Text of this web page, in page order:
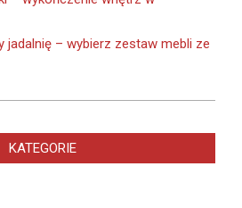
jadalnię – wybierz zestaw mebli ze
KATEGORIE